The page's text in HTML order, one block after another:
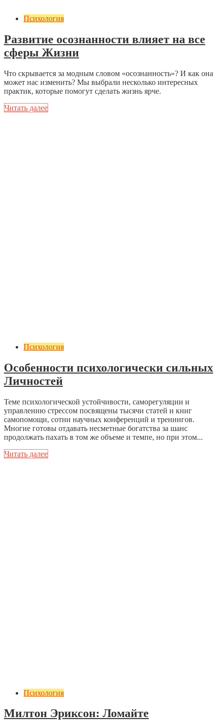
Психология
Развитие осознанности влияет на все
сферы Жизни
Что скрывается за модным словом «осознанность»? И как она
может нас изменить? Мы выбрали несколько интересных
практик, которые помогут сделать жизнь ярче.
Читать далее
Психология
Особенности психологически сильных
Личностей
Теме психологической устойчивости, саморегуляции и
управлению стрессом посвящены тысячи статей и книг
самопомощи, сотни научных конференций и тренингов.
Многие готовы отдавать несметные богатства за шанс
продолжать пахать в том же объеме и темпе, но при этом...
Читать далее
Психология
Милтон Эриксон: Ломайте